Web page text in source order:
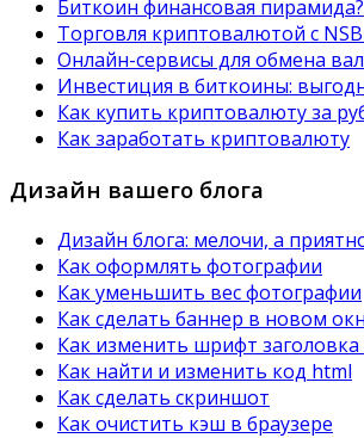
Биткоин финансовая пирамида?
Торговля криптовалютой с
Онлайн-сервисы для обмена
Инвестиция в биткоины:
Как купить криптовалюту за
Как заработать криптовалюту
Дизайн вашего блога
Дизайн блога: мелочи, а
Как оформлять фотографии
Как уменьшить вес фотографии
Как сделать баннер в новом
Как изменить шрифт заголовка
Как найти и изменить код html
Как сделать скриншот
Как очистить кэш в браузере